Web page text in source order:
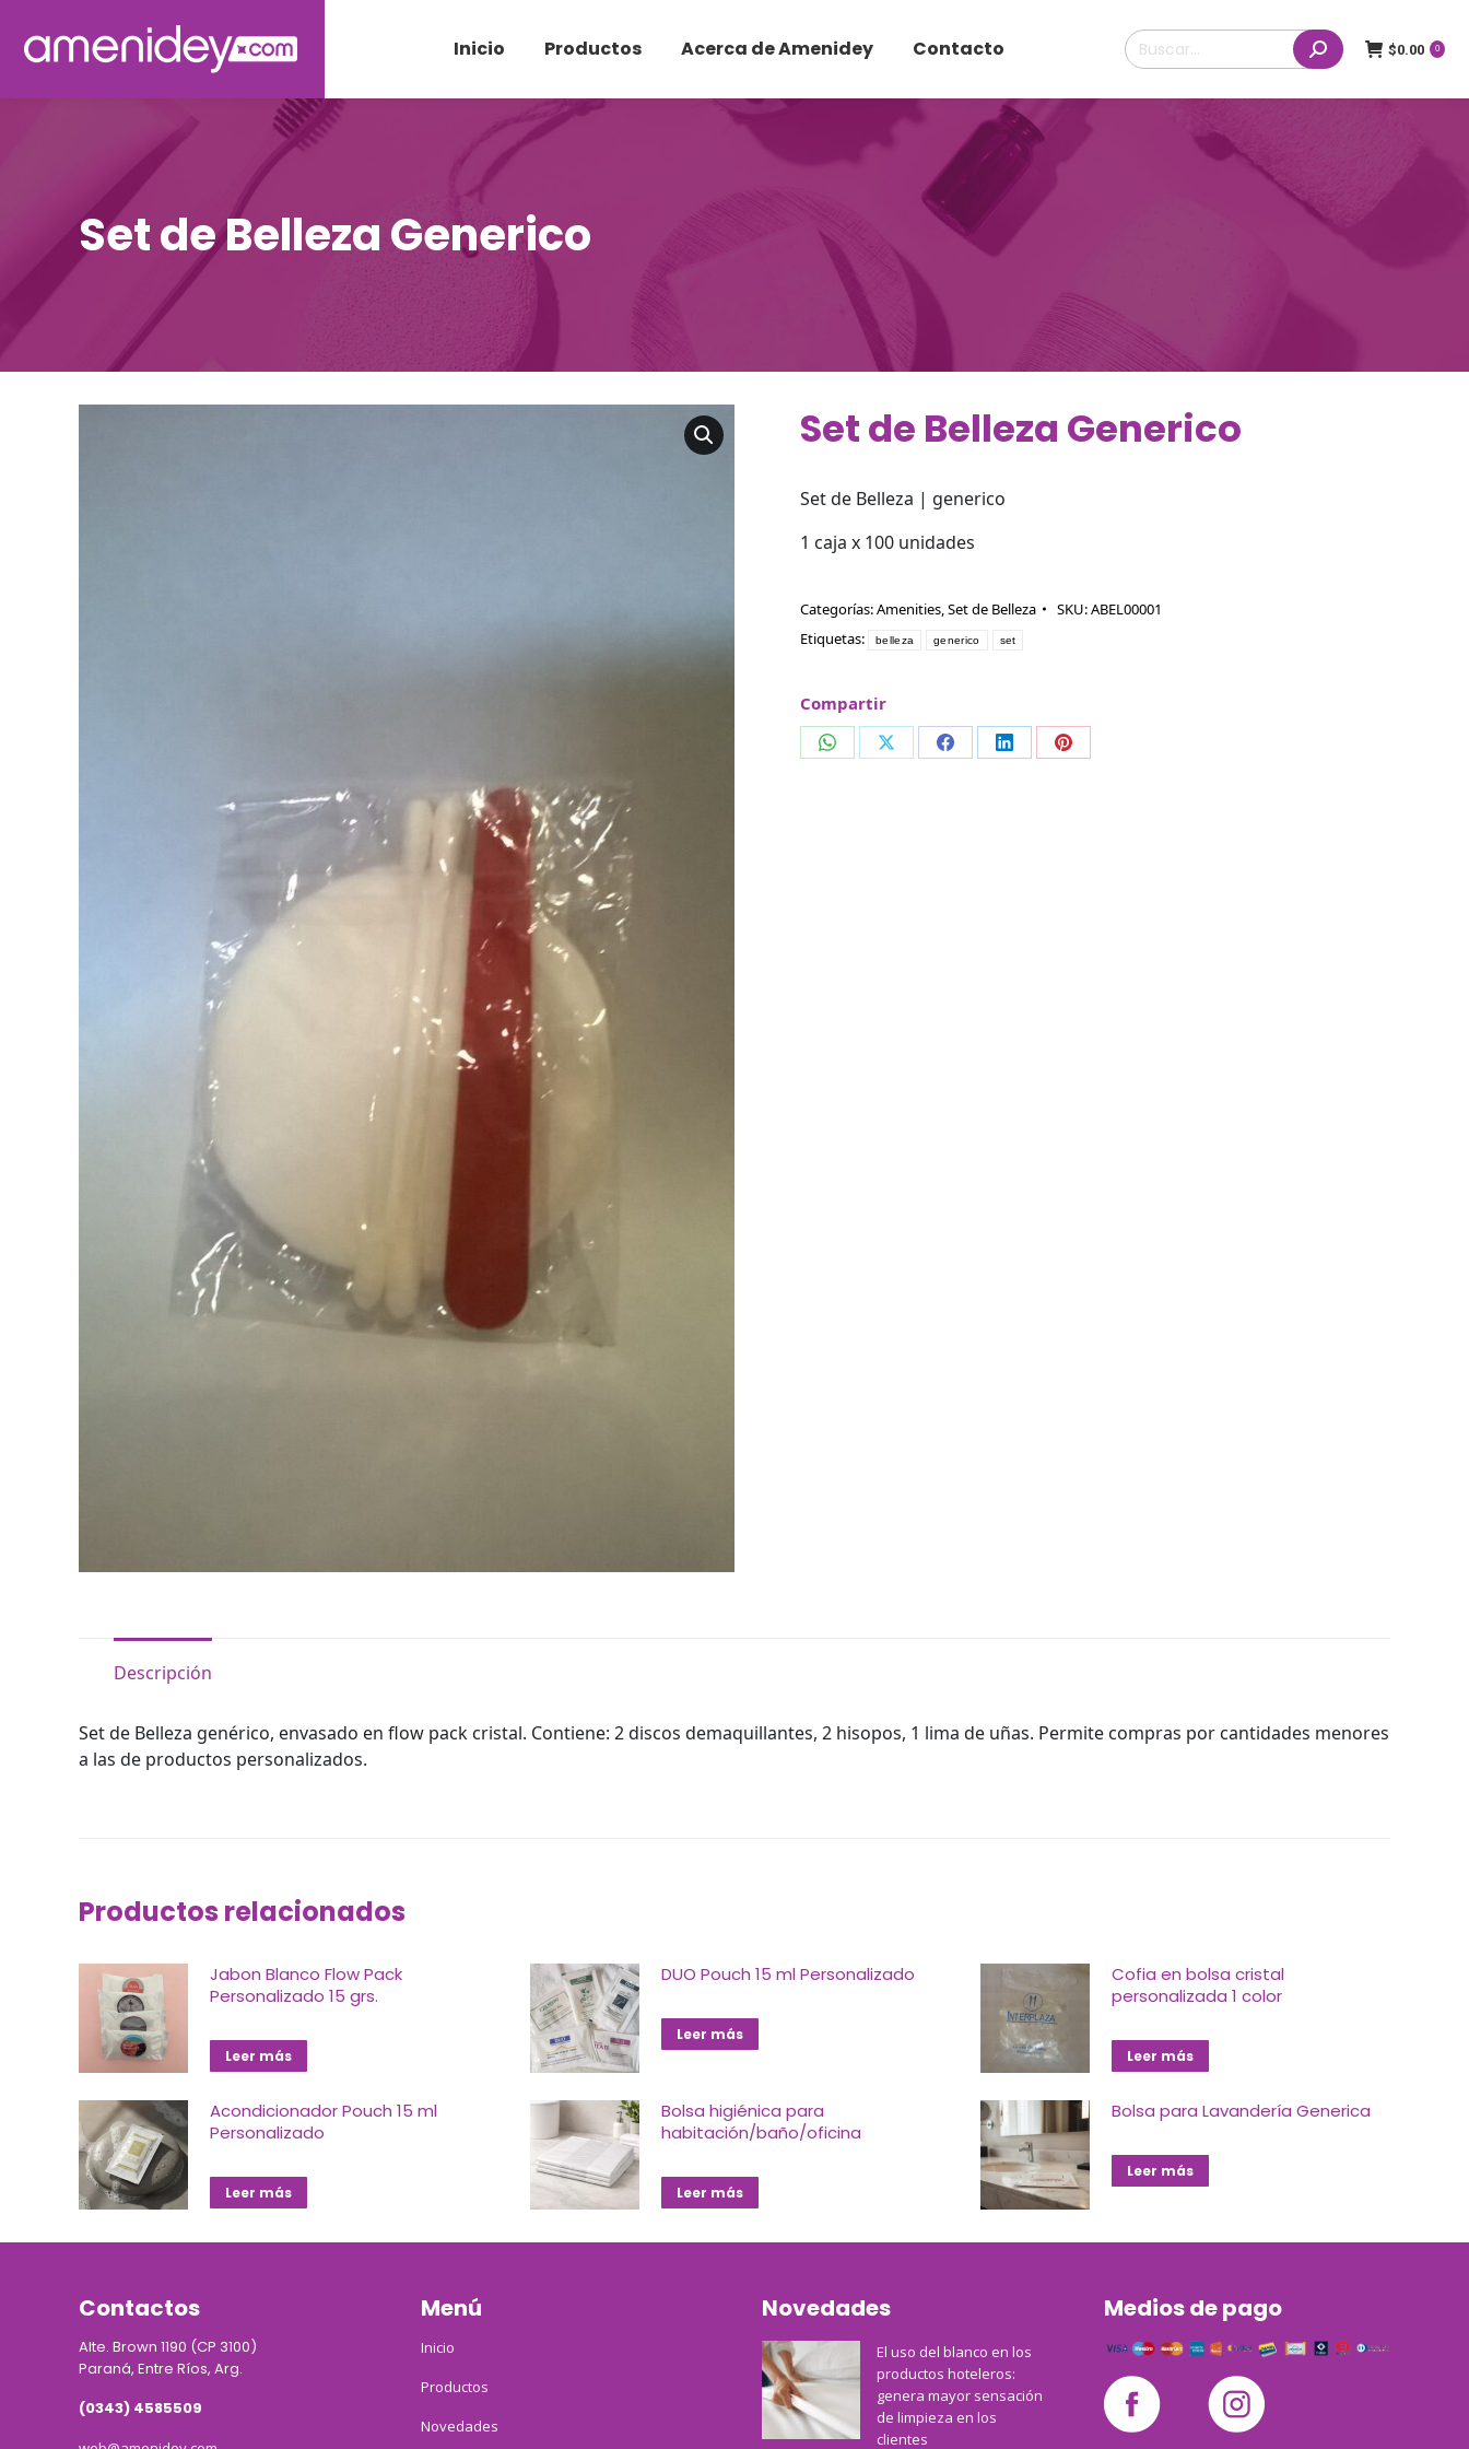
Inicio Productos Acerca de Amenidey Contacto Buscar: $0.00 0
Set de Belleza Generico
Set de Belleza Generico
Set de Belleza | generico
1 caja x 100 unidades
Categorías:Amenities,Set de Belleza SKU:ABEL00001
Etiquetas:
belleza generico set
Compartir
CompartirCompartirCompartirCompartirCompartir
Descripción
Set de Belleza genérico, envasado en flow pack cristal. Contiene: 2 discos demaquillantes, 2 hisopos, 1 lima de uñas. Permite compras por cantidades menores
a las de productos personalizados.
Productos relacionados
Jabon Blanco Flow Pack
Personalizado 15 grs.
Leer más
DUO Pouch 15 ml Personalizado
Leer más
Cofia en bolsa cristal
personalizada 1 color
Leer más
Acondicionador Pouch 15 ml
Personalizado
Leer más
Bolsa higiénica para
habitación/baño/oficina
Leer más
Bolsa para Lavandería Generica
Leer más
Contactos
Alte. Brown 1190 (CP 3100)
Paraná, Entre Ríos, Arg.
(0343) 4585509
Menú
Inicio
Productos
Novedades
Novedades
El uso del blanco en los
productos hoteleros:
genera mayor sensación
de limpieza en los
clientes
Medios de pago